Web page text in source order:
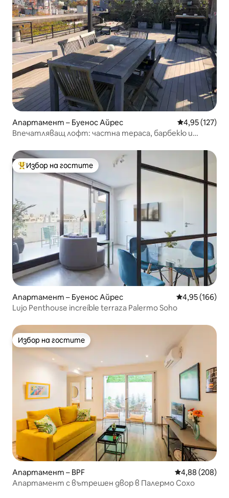
Апартамент – Буенос Айрес Средна
4,95 (127)
Впечатляващ лофт: частна тераса, барбекю и
Най-популярен избор на гостите
Избор на гостите
Апартамент – Буенос Айрес Средна
4,95 (166)
Lujo Penthouse increíble terraza Palermo Soho
Избор на гостите
Избор на гостите
Апартамент – BPF Средна
4,88 (208)
Апартамент с вътрешен двор в Палермо Сохо